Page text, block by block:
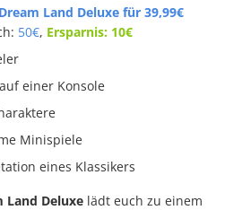
Land Deluxe für 39,99€
50€, Ersparnis: 10€
einer Konsole
Minispiele
eines Klassikers
Land Deluxe lädt euch zu einem